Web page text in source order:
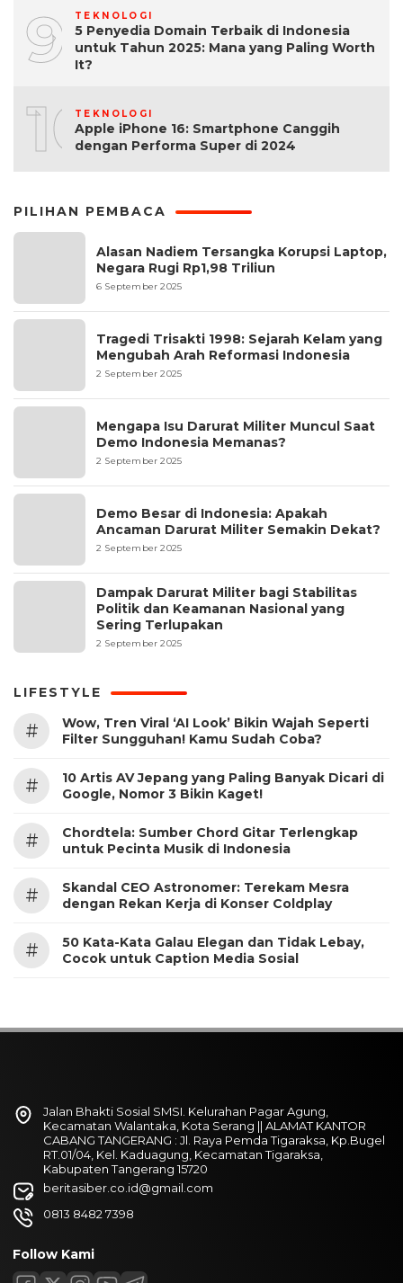
9 TEKNOLOGI
5 Penyedia Domain Terbaik di Indonesia
untuk Tahun 2025: Mana yang Paling Worth
It?
10TEKNOLOGI
Apple iPhone 16: Smartphone Canggih
dengan Performa Super di 2024
PILIHAN PEMBACA
Alasan Nadiem Tersangka Korupsi Laptop,
Negara Rugi Rp1,98 Triliun
6 September 2025
Tragedi Trisakti 1998: Sejarah Kelam yang
Mengubah Arah Reformasi Indonesia
2 September 2025
Mengapa Isu Darurat Militer Muncul Saat
Demo Indonesia Memanas?
2 September 2025
Demo Besar di Indonesia: Apakah
Ancaman Darurat Militer Semakin Dekat?
2 September 2025
Dampak Darurat Militer bagi Stabilitas
Politik dan Keamanan Nasional yang
Sering Terlupakan
2 September 2025
LIFESTYLE
#
Wow, Tren Viral ‘AI Look’ Bikin Wajah Seperti
Filter Sungguhan! Kamu Sudah Coba?
#
10 Artis AV Jepang yang Paling Banyak Dicari di
Google, Nomor 3 Bikin Kaget!
#
Chordtela: Sumber Chord Gitar Terlengkap
untuk Pecinta Musik di Indonesia
#
Skandal CEO Astronomer: Terekam Mesra
dengan Rekan Kerja di Konser Coldplay
#
50 Kata-Kata Galau Elegan dan Tidak Lebay,
Cocok untuk Caption Media Sosial
Jalan Bhakti Sosial SMSI. Kelurahan Pagar Agung,
Kecamatan Walantaka, Kota Serang || ALAMAT KANTOR
CABANG TANGERANG : Jl. Raya Pemda Tigaraksa, Kp.Bugel
RT.01/04, Kel. Kaduagung, Kecamatan Tigaraksa,
Kabupaten Tangerang 15720
beritasiber.co.id@gmail.com
0813 8482 7398
Follow Kami